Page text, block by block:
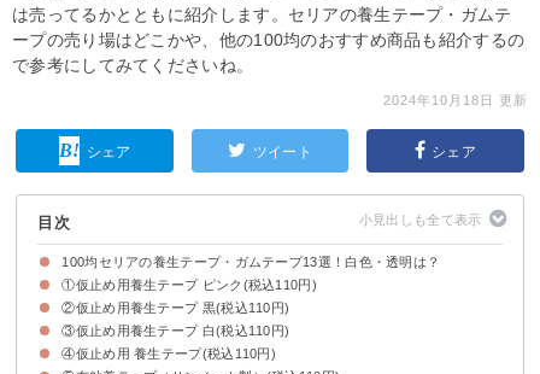
は売ってるかとともに紹介します。セリアの養生テープ・ガムテ
ープの売り場はどこかや、他の100均のおすすめ商品も紹介するの
で参考にしてみてくださいね。
2024年10月18日 更新
シェア ツイート シェア
目次
100均セリアの養生テープ・ガムテープ13選！白色・透明は？
今回紹介する100均セリアの養生テープ・ガムテープ
セリアの養生テープ・ガムテープの売り場・コーナーはどこ？
①仮止め用養生テープ ピンク(税込110円)
仮止め用養生テープ ピンクの概要
仮止め用養生テープ ピンクの特徴・評判
②仮止め用養生テープ 黒(税込110円)
仮止め用養生テープ 黒の概要
仮止め用養生テープ 黒の特徴・評判
③仮止め用養生テープ 白(税込110円)
仮止め用養生テープ 白の概要
仮止め用養生テープ 白の特徴・評判
④仮止め用 養生テープ(税込110円)